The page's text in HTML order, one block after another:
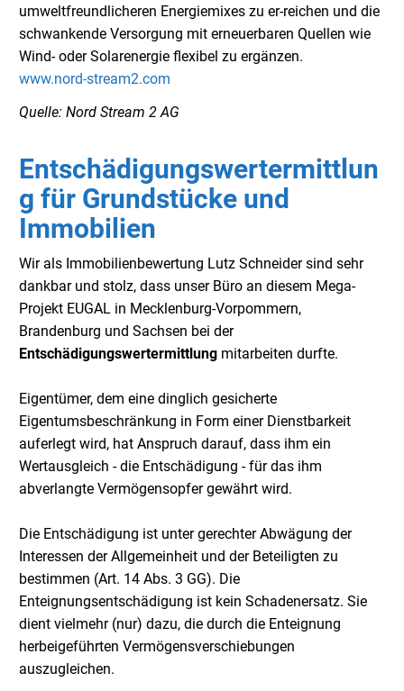
umweltfreundlicheren Energiemixes zu er-reichen und die
schwankende Versorgung mit erneuerbaren Quellen wie
Wind- oder Solarenergie flexibel zu ergänzen.
www.nord-stream2.com
Quelle: Nord Stream 2 AG
Entschädigungswertermittlun
g für Grundstücke und
Immobilien
Wir als Immobilienbewertung Lutz Schneider sind sehr
dankbar und stolz, dass unser Büro an diesem Mega-
Projekt EUGAL in Mecklenburg-Vorpommern,
Brandenburg und Sachsen bei der
Entschädigungswertermittlung mitarbeiten durfte.
Eigentümer, dem eine dinglich gesicherte
Eigentumsbeschränkung in Form einer Dienstbarkeit
auferlegt wird, hat Anspruch darauf, dass ihm ein
Wertausgleich - die Entschädigung - für das ihm
abverlangte Vermögensopfer gewährt wird.
Die Entschädigung ist unter gerechter Abwägung der
Interessen der Allgemeinheit und der Beteiligten zu
bestimmen (Art. 14 Abs. 3 GG). Die
Enteignungsentschädigung ist kein Schadenersatz. Sie
dient vielmehr (nur) dazu, die durch die Enteignung
herbeigeführten Vermögensverschiebungen
auszugleichen.